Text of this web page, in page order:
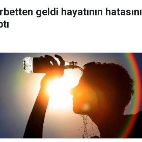
geldi hayatının hatasını